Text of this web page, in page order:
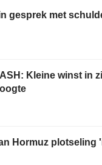
gesprek met
Kleine winst in
Hormuz plotseling